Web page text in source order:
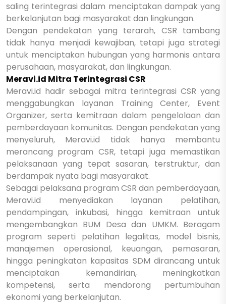
saling terintegrasi dalam menciptakan dampak yang
berkelanjutan bagi masyarakat dan lingkungan.
Dengan pendekatan yang terarah, CSR tambang
tidak hanya menjadi kewajiban, tetapi juga strategi
untuk menciptakan hubungan yang harmonis antara
perusahaan, masyarakat, dan lingkungan.
Meravi.id Mitra Terintegrasi CSR
Meravi.id hadir sebagai mitra terintegrasi CSR yang
menggabungkan layanan Training Center, Event
Organizer, serta kemitraan dalam pengelolaan dan
pemberdayaan komunitas. Dengan pendekatan yang
menyeluruh, Meravi.id tidak hanya membantu
merancang program CSR, tetapi juga memastikan
pelaksanaan yang tepat sasaran, terstruktur, dan
berdampak nyata bagi masyarakat.
Sebagai pelaksana program CSR dan pemberdayaan,
Meravi.id menyediakan layanan pelatihan,
pendampingan, inkubasi, hingga kemitraan untuk
mengembangkan BUM Desa dan UMKM. Beragam
program seperti pelatihan legalitas, model bisnis,
manajemen operasional, keuangan, pemasaran,
hingga peningkatan kapasitas SDM dirancang untuk
menciptakan kemandirian, meningkatkan
kompetensi, serta mendorong pertumbuhan
ekonomi yang berkelanjutan.